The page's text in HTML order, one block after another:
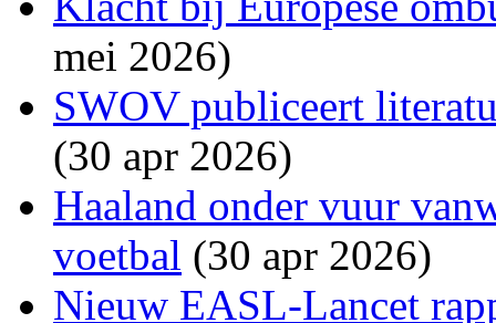
mei 2026)
SWOV publiceert
(30 apr 2026)
Haaland onder vuur
voetbal (30 apr 2026)
Nieuw EASL-Lancet